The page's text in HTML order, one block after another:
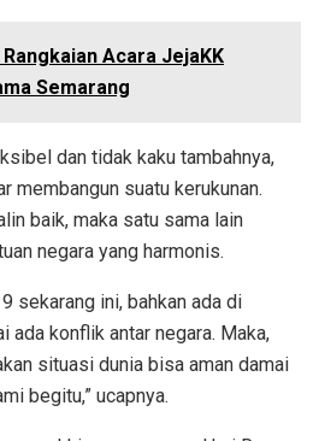
Acara JejaKK
Semarang
dan tidak kaku tambahnya,
membangun suatu kerukunan.
baik, maka satu sama lain
negara yang harmonis.
sekarang ini, bahkan ada di
ada konflik antar negara. Maka,
situasi dunia bisa aman damai
begitu,” ucapnya.